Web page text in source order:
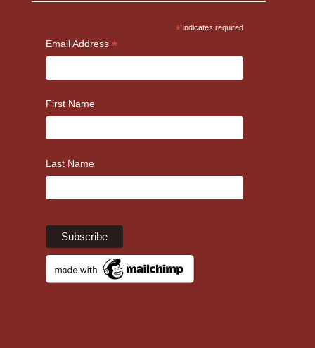
* indicates required
Email Address *
First Name
Last Name